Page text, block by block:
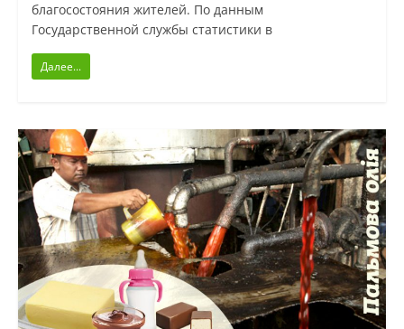
благосостояния жителей. По данным
Государственной службы статистики в
Далее...